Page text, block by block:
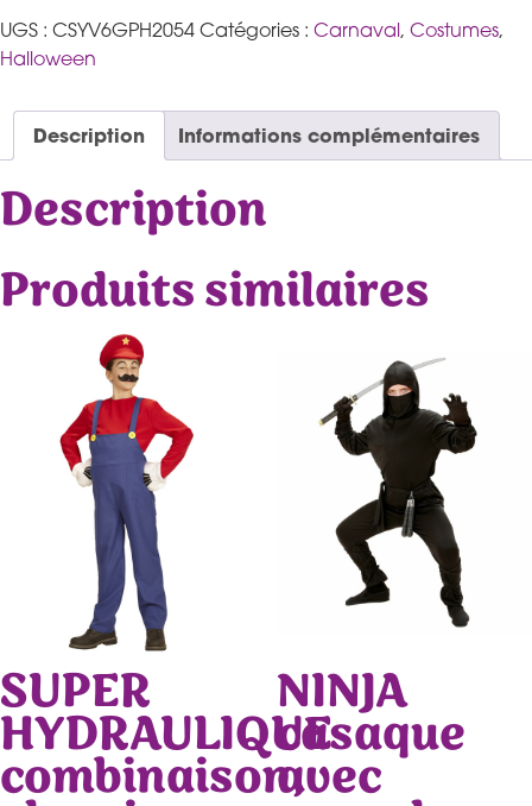
UGS : CSYV6GPH2054 Catégories : Carnaval, Costumes,
Halloween
Description Informations complémentaires
Description
Produits similaires
SUPER
HYDRAULIQUE
combinaison,
NINJA
casaque
avec